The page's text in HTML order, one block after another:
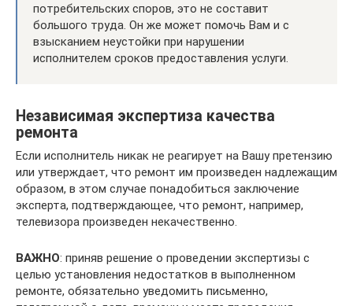
потребительских споров, это не составит
большого труда. Он же может помочь Вам и с
взысканием неустойки при нарушении
исполнителем сроков предоставления услуги.
Независимая экспертиза качества
ремонта
Если исполнитель никак не реагирует на Вашу претензию
или утверждает, что ремонт им произведен надлежащим
образом, в этом случае понадобиться заключение
эксперта, подтверждающее, что ремонт, например,
телевизора произведен некачественно.
ВАЖНО: приняв решение о проведении экспертизы с
целью установления недостатков в выполненном
ремонте, обязательно уведомить письменно,